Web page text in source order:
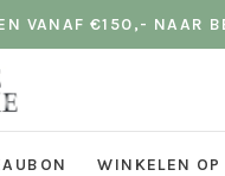
VANAF €150,- NAAR
WINKELEN